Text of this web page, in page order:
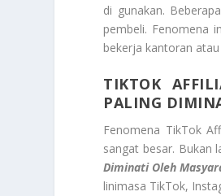
di gunakan.
pembeli. Fenomena
bekerja kantoran
TIKTOK
PALING
Fenomena TikTok
sangat besar. Bukan
Diminati Oleh
linimasa TikTok,